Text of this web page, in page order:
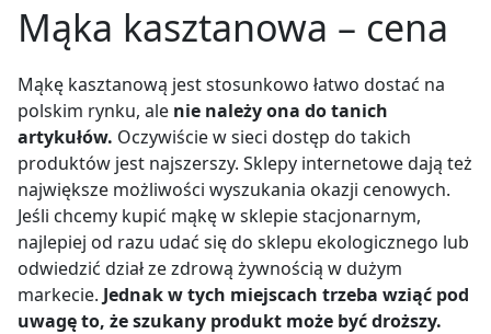
Mąka kasztanowa – cena
Mąkę kasztanową jest stosunkowo łatwo dostać na
polskim rynku, ale nie należy ona do tanich
artykułów. Oczywiście w sieci dostęp do takich
produktów jest najszerszy. Sklepy internetowe dają też
największe możliwości wyszukania okazji cenowych.
Jeśli chcemy kupić mąkę w sklepie stacjonarnym,
najlepiej od razu udać się do sklepu ekologicznego lub
odwiedzić dział ze zdrową żywnością w dużym
markecie. Jednak w tych miejscach trzeba wziąć pod
uwagę to, że szukany produkt może być droższy.